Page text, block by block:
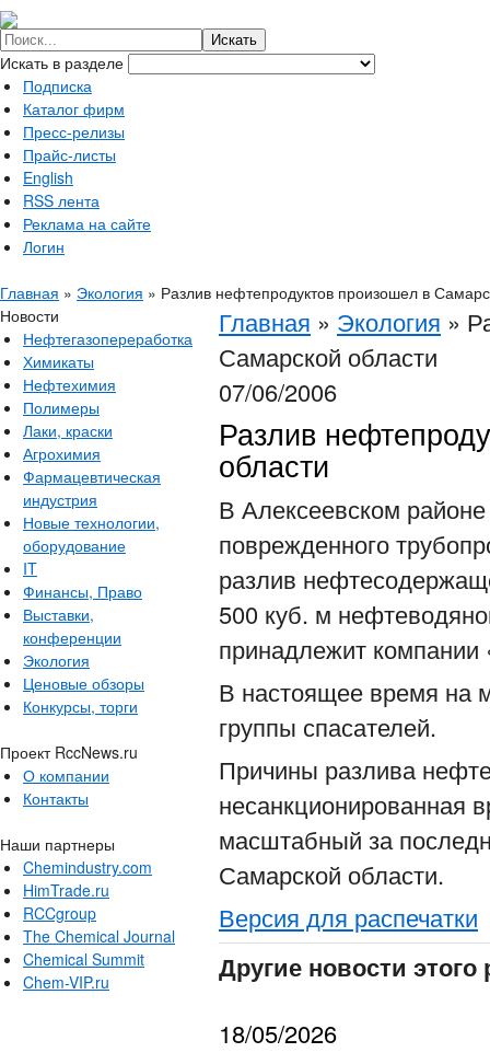
Искать в разделе
Подписка
Каталог фирм
Пресс-релизы
Прайс-листы
English
RSS лента
Реклама на сайте
Логин
Главная » Экология » Разлив нефтепродуктов произошел в
Новости
Нефтегазопереработка
Химикаты
Нефтехимия
Полимеры
Лаки, краски
Агрохимия
Фармацевтическая
индустрия
Новые технологии,
оборудование
IT
Финансы, Право
Выставки,
конференции
Экология
Ценовые обзоры
Конкурсы, торги
Проект RccNews.ru
О компании
Контакты
Наши партнеры
Chemindustry.com
HimTrade.ru
RCCgroup
The Chemical Journal
Chemical Summit
Chem-VIP.ru
Главная » Экология »
Самарской области
07/06/2006
Разлив
области
В Алексеевском
поврежденного
разлив
500 куб. м
принадлежит
В настоящее время на
группы спасателей.
Причины разлива
несанкционированная
масштабный за
Самарской области.
Версия для распечатки
Другие новости этого
18/05/2026